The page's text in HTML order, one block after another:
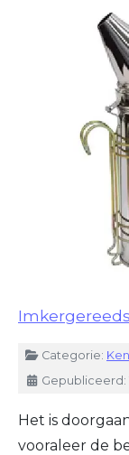
DetailsCategorie:
Gepubliceerd:
Het is
vooraleer de